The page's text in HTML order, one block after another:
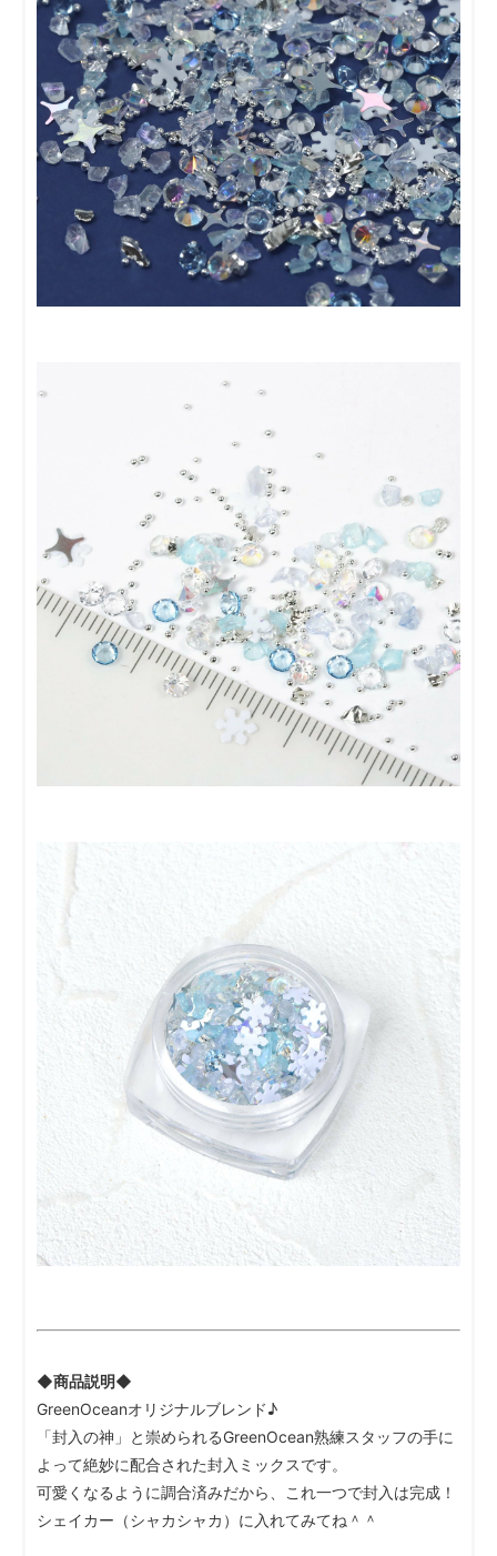
◆商品説明◆
GreenOceanオリジナルブレンド♪
「封入の神」と崇められるGreenOcean熟練スタッフの手に
よって絶妙に配合された封入ミックスです。
可愛くなるように調合済みだから、これ一つで封入は完成！
シェイカー（シャカシャカ）に入れてみてね＾＾